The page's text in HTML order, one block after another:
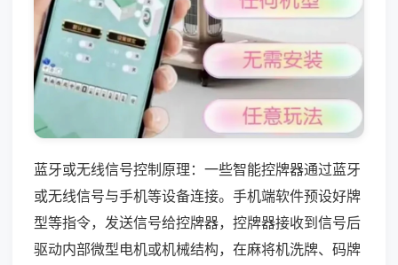
蓝牙或无线信号控制原理：一些智能控牌器通过蓝牙
或无线信号与手机等设备连接。手机端软件预设好牌
型等指令，发送信号给控牌器，控牌器接收到信号后
驱动内部微型电机或机械结构，在麻将机洗牌、码牌